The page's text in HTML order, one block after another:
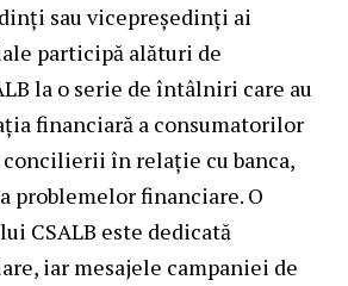
sau vicepreședinți ai
participă alături de
la o serie de întâlniri care au
financiară a consumatorilor
concilierii în relație cu banca,
problemelor financiare. O
CSALB este dedicată
iar mesajele campaniei de